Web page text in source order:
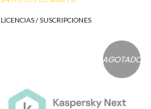
LICENCIAS / SUSCRIPCIONES
AGOTADO